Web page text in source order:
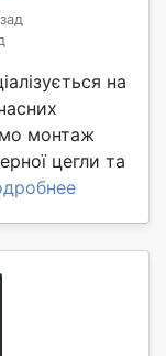
на
монтаж
цегли та